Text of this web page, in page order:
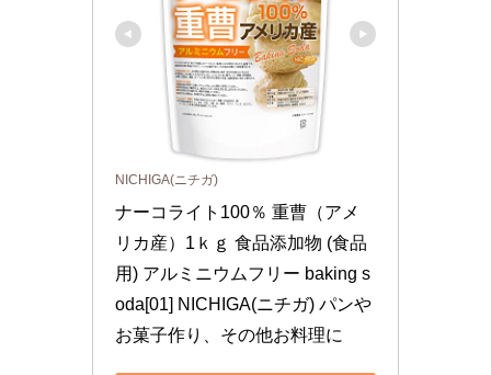
NICHIGA(ニチガ)
ナーコライト100％ 重曹（アメ
リカ産）1ｋｇ 食品添加物 (食品
用) アルミニウムフリー baking s
oda[01] NICHIGA(ニチガ) パンや
お菓子作り、その他お料理に